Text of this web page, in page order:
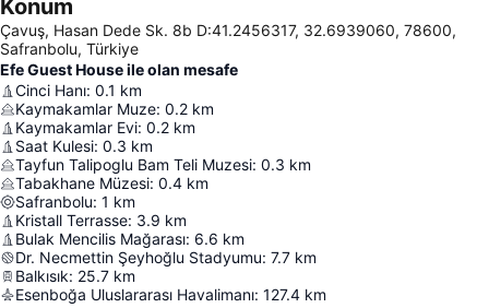
Konum
Çavuş, Hasan Dede Sk. 8b D:41.2456317, 32.6939060, 78600,
Safranbolu, Türkiye
Efe Guest House ile olan mesafe
Cinci Hanı: 0.1 km
Kaymakamlar Muze: 0.2 km
Kaymakamlar Evi: 0.2 km
Saat Kulesi: 0.3 km
Tayfun Talipoglu Bam Teli Muzesi: 0.3 km
Tabakhane Müzesi: 0.4 km
Safranbolu: 1 km
Kristall Terrasse: 3.9 km
Bulak Mencilis Mağarası: 6.6 km
Dr. Necmettin Şeyhoğlu Stadyumu: 7.7 km
Balkısık: 25.7 km
Esenboğa Uluslararası Havalimanı: 127.4 km